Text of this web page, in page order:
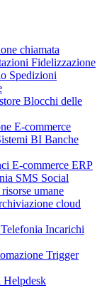
chiamata
Fidelizzazione
Spedizioni
Blocchi delle
E-commerce
BI Banche
E-commerce ERP
SMS Social
umane
cloud
Telefonia Incarichi
Trigger
Helpdesk